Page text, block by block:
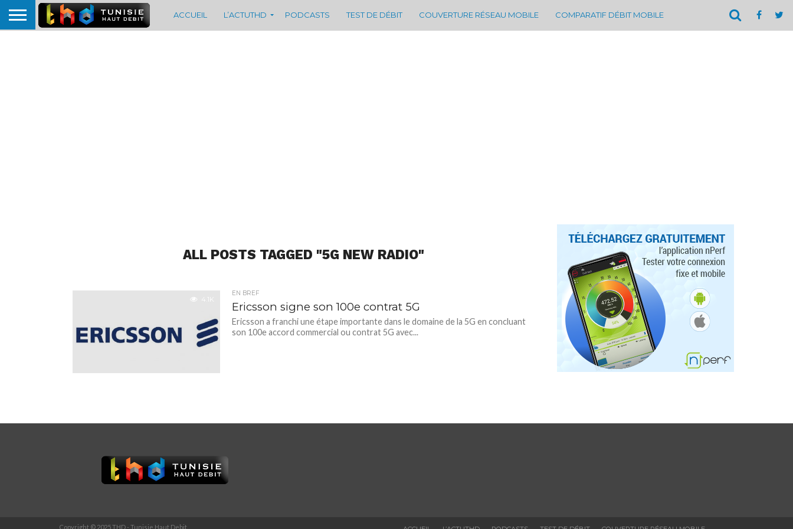
ACCUEIL L’ACTUTHD PODCASTS TEST DE DÉBIT COUVERTURE RÉSEAU MOBILE COMPARATIF DÉBIT MOBILE
ALL POSTS TAGGED "5G NEW RADIO"
4.1K
EN BREF
Ericsson signe son 100e contrat 5G
Ericsson a franchi une étape importante dans le domaine de la 5G en concluant
son 100e accord commercial ou contrat 5G avec...
Copyright © 2025 THD - Tunisie Haut Debit.